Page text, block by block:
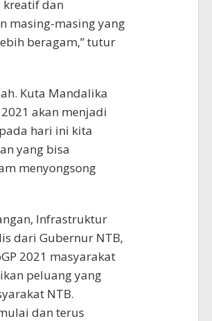
kreatif dan
masing-masing yang
beragam,” tutur
Kuta Mandalika
akan menjadi
hari ini kita
yang bisa
menyongsong
Infrastruktur
dari Gubernur NTB,
2021 masyarakat
peluang yang
NTB.
dan terus